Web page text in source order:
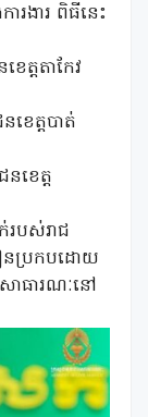
រងារ ពិធីនេះ
េត្តតាកែវ
ខេត្តបាត់
ខេត្ត
របស់រាជ
ៀនប្រកបដោយ
ាធារណៈនៅ